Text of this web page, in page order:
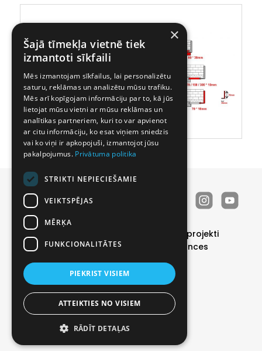
Durvis
Realizētie projekti
Katalogs
Par mums
Vakances
Privātuma politika|Sīkdatņu politika
© 2026 SIA PRODEX. All rights reserved
BRIGHT
×
Šajā tīmekļa vietnē tiek
izmantoti sīkfaili
Mēs izmantojam sīkfailus, lai personalizētu
saturu, reklāmas un analizētu mūsu trafiku.
Mēs arī kopīgojam informāciju par to, kā jūs
lietojat mūsu vietni ar mūsu reklāmas un
analītikas partneriem, kuri to var apvienot
ar citu informāciju, ko esat viņiem sniedzis
vai ko viņi ir apkopojuši, izmantojot jūsu
pakalpojumus. Privātuma politika
STRIKTI NEPIECIEŠAMIE
VEIKTSPĒJAS
MĒRĶA
FUNKCIONALITĀTES
PIEKRIST VISIEM
ATTEIKTIES NO VISIEM
RĀDĪT DETAĻAS